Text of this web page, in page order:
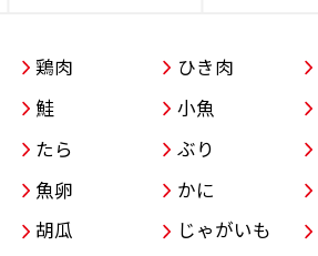
鶏肉 ひき肉
鮭 小魚
たら ぶり
魚卵 かに
胡瓜 じゃがいも